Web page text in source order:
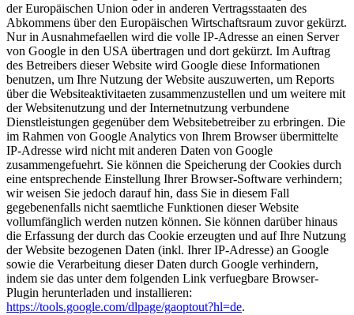
der Europäischen Union oder in anderen Vertragsstaaten des
Abkommens über den Europäischen Wirtschaftsraum zuvor gekürzt.
Nur in Ausnahmefaellen wird die volle IP-Adresse an einen Server
von Google in den USA übertragen und dort gekürzt. Im Auftrag
des Betreibers dieser Website wird Google diese Informationen
benutzen, um Ihre Nutzung der Website auszuwerten, um Reports
über die Websiteaktivitaeten zusammenzustellen und um weitere mit
der Websitenutzung und der Internetnutzung verbundene
Dienstleistungen gegenüber dem Websitebetreiber zu erbringen. Die
im Rahmen von Google Analytics von Ihrem Browser übermittelte
IP-Adresse wird nicht mit anderen Daten von Google
zusammengefuehrt. Sie können die Speicherung der Cookies durch
eine entsprechende Einstellung Ihrer Browser-Software verhindern;
wir weisen Sie jedoch darauf hin, dass Sie in diesem Fall
gegebenenfalls nicht saemtliche Funktionen dieser Website
vollumfänglich werden nutzen können. Sie können darüber hinaus
die Erfassung der durch das Cookie erzeugten und auf Ihre Nutzung
der Website bezogenen Daten (inkl. Ihrer IP-Adresse) an Google
sowie die Verarbeitung dieser Daten durch Google verhindern,
indem sie das unter dem folgenden Link verfuegbare Browser-
Plugin herunterladen und installieren:
https://tools.google.com/dlpage/gaoptout?hl=de.